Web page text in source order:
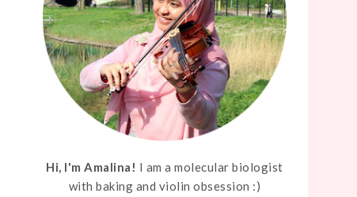
Hi, I'm Amalina! I am a molecular biologist
with baking and violin obsession :)